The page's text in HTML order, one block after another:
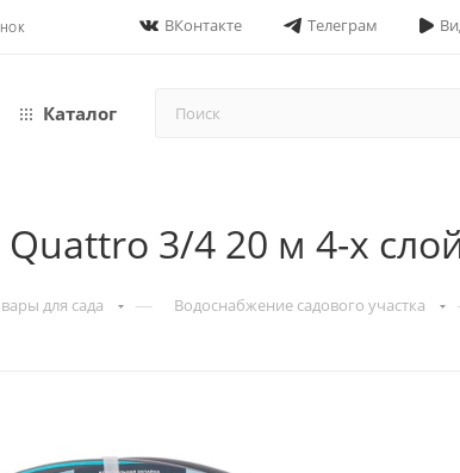
ВКонтакте Телеграм
Каталог
3/4 20 м 4-х
для сада — Водоснабжение садового участка